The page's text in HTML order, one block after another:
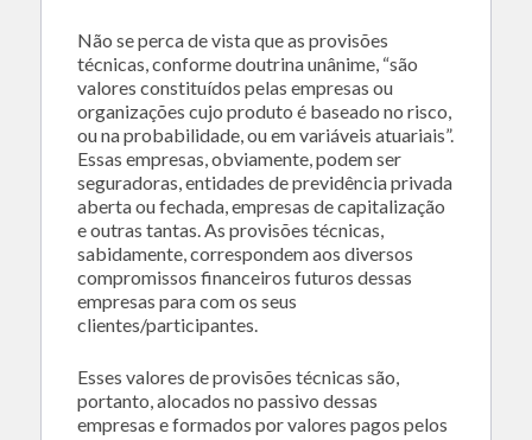
Não se perca de vista que as provisões
técnicas, conforme doutrina unânime, “são
valores constituídos pelas empresas ou
organizações cujo produto é baseado no risco,
ou na probabilidade, ou em variáveis atuariais”.
Essas empresas, obviamente, podem ser
seguradoras, entidades de previdência privada
aberta ou fechada, empresas de capitalização
e outras tantas. As provisões técnicas,
sabidamente, correspondem aos diversos
compromissos financeiros futuros dessas
empresas para com os seus
clientes/participantes.
Esses valores de provisões técnicas são,
portanto, alocados no passivo dessas
empresas e formados por valores pagos pelos